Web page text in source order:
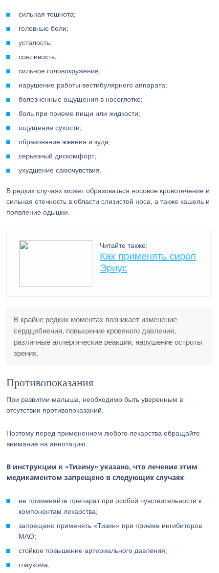
сильная тошнота;
головные боли;
усталость;
сонливость;
сильное головокружение;
нарушение работы вестибулярного аппарата;
болезненные ощущения в носоглотке;
боль при приеме пищи или жидкости;
ощущение сухости;
образование жжения и зуда;
серьезный дискомфорт;
ухудшение самочувствия.
В редких случаях может образоваться носовое кровотечение и
сильная отечность в области слизистой носа, а также кашель и
появление одышки.
Читайте также:
Как применять сироп
Эриус
В крайне редких моментах возникает изменение
сердцебиения, повышение кровяного давления,
различные аллергические реакции, нарушение остроты
зрения.
Противопоказания
При развитии малыша, необходимо быть уверенным в
отсутствии противопоказаний.
Поэтому перед применением любого лекарства обращайте
внимание на аннотацию.
В инструкции к «Тизину» указано, что лечение этим
медикаментом запрещено в следующих случаях:
не применяйте препарат при особой чувствительности к
компонентам лекарства;
запрещено применять «Тизин» при приеме ингибиторов
МАО;
стойкое повышение артериального давления;
глаукома;